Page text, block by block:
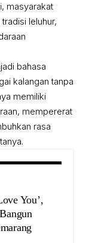
masyarakat
leluhur,
bahasa
kalangan tanpa
memiliki
mempererat
rasa
You’,